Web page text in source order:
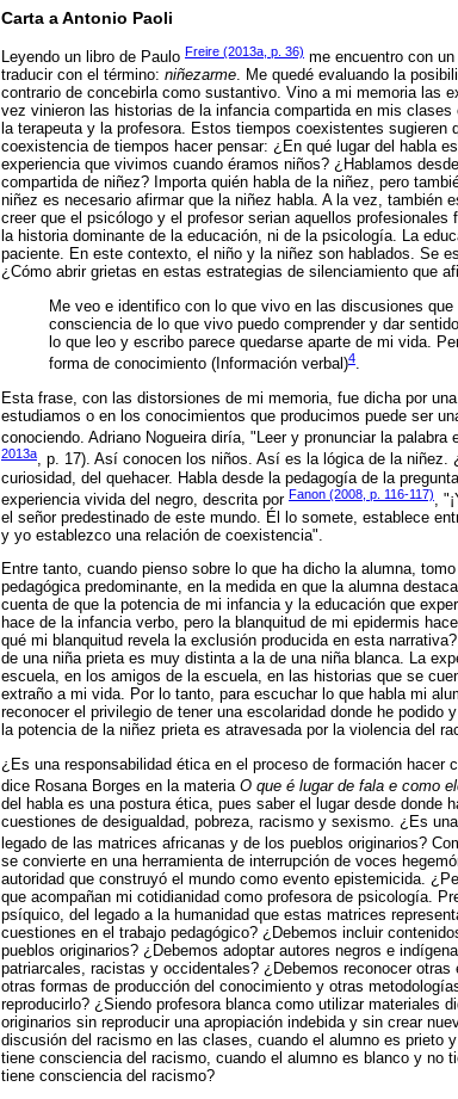
Carta a Antonio Paoli
Leyendo un libro de Paulo Freire (2013a, p. 36) me encuentro con
traducir con el término: niñezarme. Me quedé evaluando la
contrario de concebirla como sustantivo. Vino a mi memoria las
vez vinieron las historias de la infancia compartida en mis
la terapeuta y la profesora. Estos tiempos coexistentes
coexistencia de tiempos hacer pensar: ¿En qué lugar del habla
experiencia que vivimos cuando éramos niños? ¿Hablamos
compartida de niñez? Importa quién habla de la niñez, pero
niñez es necesario afirmar que la niñez habla. A la vez, también
creer que el psicólogo y el profesor serian aquellos
la historia dominante de la educación, ni de la psicología. La
paciente. En este contexto, el niño y la niñez son hablados. Se
¿Cómo abrir grietas en estas estrategias de silenciamiento que
Me veo e identifico con lo que vivo en las discusiones
consciencia de lo que vivo puedo comprender y dar
lo que leo y escribo parece quedarse aparte de mi vida.
forma de conocimiento (Información verbal)4.
Esta frase, con las distorsiones de mi memoria, fue dicha por
estudiamos o en los conocimientos que producimos puede ser
conociendo. Adriano Nogueira diría, "Leer y pronunciar la
2013a, p. 17). Así conocen los niños. Así es la lógica de la niñez.
curiosidad, del quehacer. Habla desde la pedagogía de la
experiencia vivida del negro, descrita por Fanon (2008, p. 116-117),
el señor predestinado de este mundo. Él lo somete, establece
y yo establezco una relación de coexistencia".
Entre tanto, cuando pienso sobre lo que ha dicho la alumna,
pedagógica predominante, en la medida en que la alumna
cuenta de que la potencia de mi infancia y la educación que
hace de la infancia verbo, pero la blanquitud de mi epidermis
qué mi blanquitud revela la exclusión producida en esta
de una niña prieta es muy distinta a la de una niña blanca. La
escuela, en los amigos de la escuela, en las historias que se
extraño a mi vida. Por lo tanto, para escuchar lo que habla mi
reconocer el privilegio de tener una escolaridad donde he
la potencia de la niñez prieta es atravesada por la violencia del
¿Es una responsabilidad ética en el proceso de formación
dice Rosana Borges en la materia O que é lugar de fala e como
del habla es una postura ética, pues saber el lugar desde donde
cuestiones de desigualdad, pobreza, racismo y sexismo. ¿Es
legado de las matrices africanas y de los pueblos originarios?
se convierte en una herramienta de interrupción de voces
autoridad que construyó el mundo como evento epistemicida.
que acompañan mi cotidianidad como profesora de psicología.
psíquico, del legado a la humanidad que estas matrices
cuestiones en el trabajo pedagógico? ¿Debemos incluir
pueblos originarios? ¿Debemos adoptar autores negros e
patriarcales, racistas y occidentales? ¿Debemos reconocer
otras formas de producción del conocimiento y otras
reproducirlo? ¿Siendo profesora blanca como utilizar materiales
originarios sin reproducir una apropiación indebida y sin crear
discusión del racismo en las clases, cuando el alumno es prieto
tiene consciencia del racismo, cuando el alumno es blanco y no
tiene consciencia del racismo?